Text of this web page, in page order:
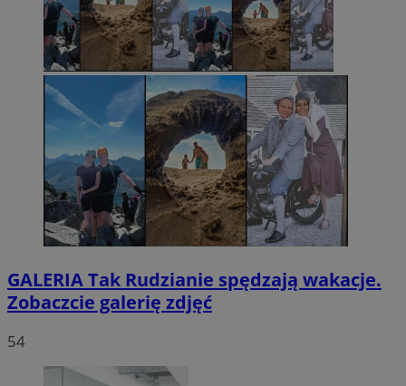
GALERIATak Rudzianie spędzają wakacje.
Zobaczcie galerię zdjęć
54